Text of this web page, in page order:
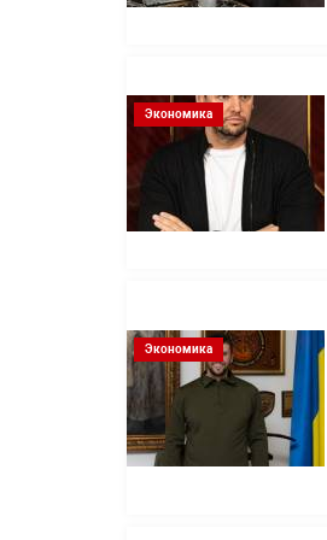
Экономика
Экономика